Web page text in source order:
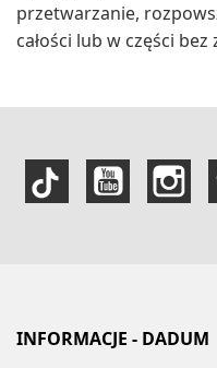
przetwarzanie,
całości lub w części
INFORMACJE - DADUM